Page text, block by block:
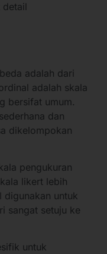
detail
adalah dari
adalah skala
bersifat umum.
dan
dikelompokan
pengukuran
likert lebih
digunakan untuk
sangat setuju ke
untuk